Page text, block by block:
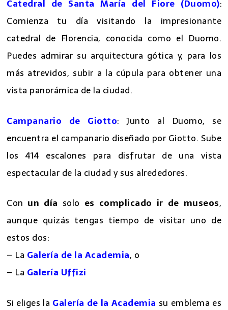
Catedral de Santa María del Fiore (Duomo):
Comienza tu día visitando la impresionante
catedral de Florencia, conocida como el Duomo.
Puedes admirar su arquitectura gótica y, para los
más atrevidos, subir a la cúpula para obtener una
Campanario de Giotto: Junto al Duomo, se
encuentra el campanario diseñado por Giotto. Sube
los 414 escalones para disfrutar de una vista
Conun díasoloes complicado ir de museos,
aunque quizás tengas tiempo de visitar uno de
estos dos:
– La Galería de la Academia